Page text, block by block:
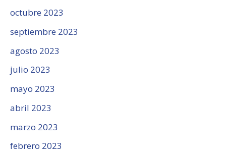
octubre 2023
septiembre 2023
agosto 2023
julio 2023
mayo 2023
abril 2023
marzo 2023
febrero 2023